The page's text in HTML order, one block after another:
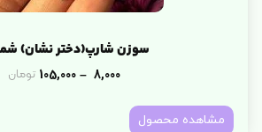
سوزن شارپ(دختر نشان)
8,000
–
105,000 تومان
مشاهده محصول